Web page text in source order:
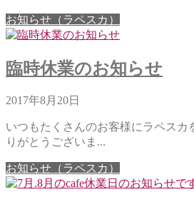
お知らせ（ラペスカ）
臨時休業のお知らせ
2017年8月20日
いつもたくさんのお客様にラペスカ
りがとうございま...
お知らせ（ラペスカ）